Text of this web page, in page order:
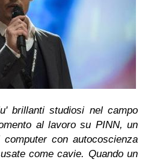
brillanti studiosi nel campo
al lavoro su PINN, un
con autocoscienza
come cavie. Quando un